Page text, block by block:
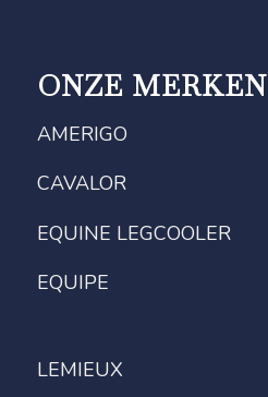
ONZE MERKEN
AMERIGO
CAVALOR
EQUINE LEGCOOLER
EQUIPE
LEMIEUX